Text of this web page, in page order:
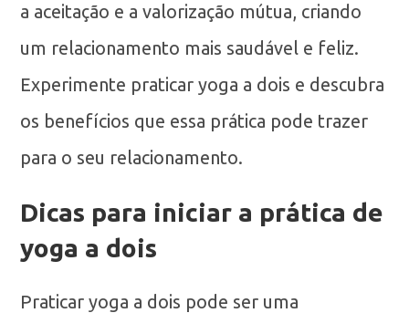
a aceitação e a valorização mútua, criando
um relacionamento mais saudável e feliz.
Experimente praticar yoga a dois e descubra
os benefícios que essa prática pode trazer
para o seu relacionamento.
Dicas para iniciar a prática de
yoga a dois
Praticar yoga a dois pode ser uma